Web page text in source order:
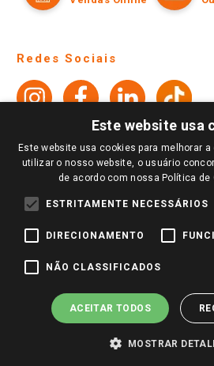
Site Institucional
Ofertas
Televendas
Notícias
Perguntas frequentes
Identidade Visual
Política de Privacidade e Termos de
Formas de Pagamento
Trocas e Devoluções
Atendimento
Giassi
Redes Sociais
Pagamento e Segurança
Este website usa
Este website usa cookies para melhorar
utilizar o nosso website, o usuário
de acordo com nossa Política de
ESTRITAMENTE NECESSÁRIOS
DIRECIONAMENTO
NÃO CLASSIFICADOS
ACEITAR TODOS
MOSTRAR